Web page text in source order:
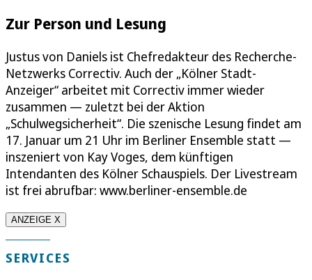
Zur Person und Lesung
Justus von Daniels ist Chefredakteur des Recherche-
Netzwerks Correctiv. Auch der „Kölner Stadt-
Anzeiger“ arbeitet mit Correctiv immer wieder
zusammen — zuletzt bei der Aktion
„Schulwegsicherheit“. Die szenische Lesung findet am
17. Januar um 21 Uhr im Berliner Ensemble statt —
inszeniert von Kay Voges, dem künftigen
Intendanten des Kölner Schauspiels. Der Livestream
ist frei abrufbar: www.berliner-ensemble.de
ANZEIGE X
SERVICES